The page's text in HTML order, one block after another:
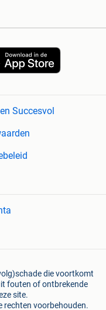
Succesvol
die voortkomt
fouten of ontbrekende
site.
rechten voorbehouden.